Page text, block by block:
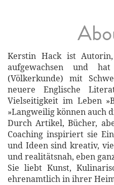
Kerstin Hack ist
aufgewachsen und
(Völkerkunde) mit
neuere Englische
Vielseitigkeit im Leben
»Langweilig können auch
Durch Artikel, Bücher,
Coaching inspiriert sie
und Ideen sind kreativ,
und realitätsnah, eben
Sie liebt Kunst,
ehrenamtlich in ihrer